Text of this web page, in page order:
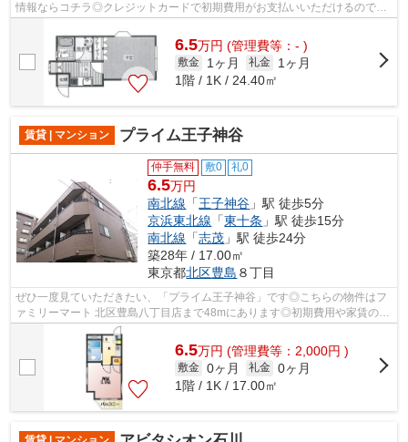
情報ならコチラ◎クレジットカードで初期費用がお支払いいただけるので、
6.5万円 (管理費等：- )
敷金 1ヶ月 礼金
1ヶ月
1階 / 1K / 24.40㎡
賃貸 | マンション プライム王子神谷
仲手無料 敷0 礼0
6.5万円
南北線 「王子神谷 」駅 徒歩5分
京浜東北線 「東十条 」駅 徒歩15分
南北線 「志茂 」駅 徒歩24分
築28年 / 17.00㎡
東京都北区豊島 ８丁目
ぜひ一度見ていただきたい、「プライム王子神谷」です◎こちらの物件はフ
ァミリーマート 北区豊島八丁目店まで48mにあります◎初期費用や家賃のカ
ード決済で、月々の支払の手間を省けま...
6.5万円 (管理費等：2,000円 )
敷金 0ヶ月 礼金 0ヶ月
1階 / 1K / 17.00㎡